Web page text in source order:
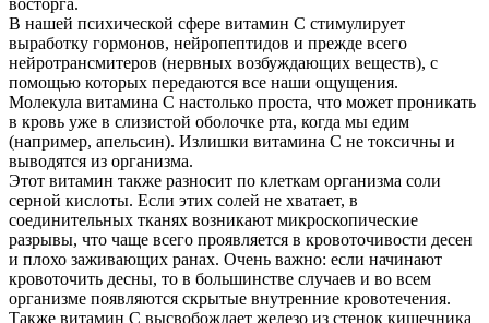
В нашей психической сфере витамин С стимулирует
выработку гормонов, нейропептидов и прежде всего
нейротрансмитеров (нервных возбуждающих веществ), с
помощью которых передаются все наши ощущения.
Молекула витамина С настолько проста, что может проникать
в кровь уже в слизистой оболочке рта, когда мы едим
(например, апельсин). Излишки витамина С не токсичны и
выводятся из организма.
Этот витамин также разносит по клеткам организма соли
серной кислоты. Если этих солей не хватает, в
соединительных тканях возникают микроскопические
разрывы, что чаще всего проявляется в кровоточивости десен
и плохо заживающих ранах. Очень важно: если начинают
кровоточить десны, то в большинстве случаев и во всем
организме появляются скрытые внутренние кровотечения.
Также витамин С высвобождает железо из стенок кишечника